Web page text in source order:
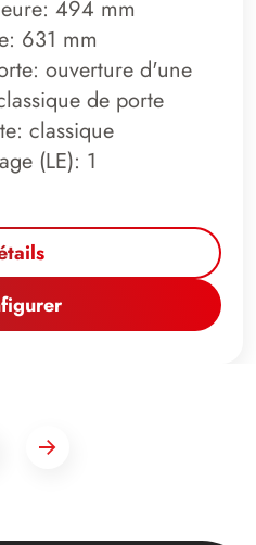
494 mm
631 mm
ouverture d'une
de porte
classique
(LE): 1